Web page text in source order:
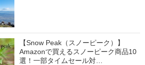
【Snow Peak（スノーピーク）】
Amazonで買えるスノーピーク商品10
選！一部タイムセール対…